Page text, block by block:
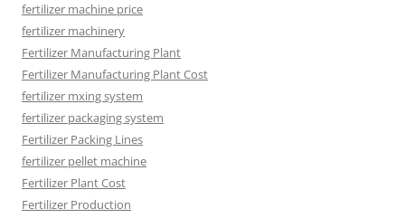
fertilizer machine price
fertilizer machinery
Fertilizer Manufacturing Plant
Fertilizer Manufacturing Plant Cost
fertilizer mxing system
fertilizer packaging system
Fertilizer Packing Lines
fertilizer pellet machine
Fertilizer Plant Cost
Fertilizer Production